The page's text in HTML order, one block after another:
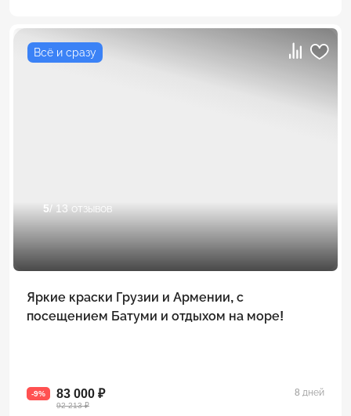
Всё и сразу
5/ 13 отзывов
Яркие краски Грузии и Армении, с
посещением Батуми и отдыхом на море!
-9% 83 000 ₽
92 213 ₽
8 дней